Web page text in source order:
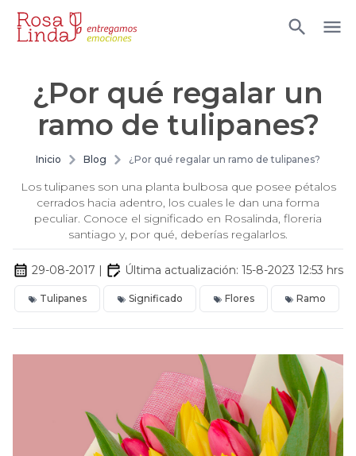
¿Por qué regalar un
ramo de tulipanes?
Inicio Blog ¿Por qué regalar un ramo de tulipanes?
Los tulipanes son una planta bulbosa que posee pétalos
cerrados hacia adentro, los cuales le dan una forma
peculiar. Conoce el significado en Rosalinda, floreria
santiago y, por qué, deberías regalarlos.
29-08-2017 | Última actualización: 15-8-2023 12:53 hrs
Tulipanes Significado Flores Ramo